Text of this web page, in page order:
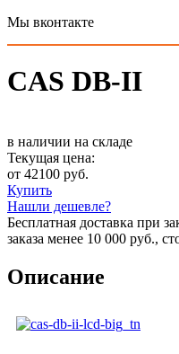
Мы вконтакте
CAS DB-II
в наличии на складе
Текущая цена:
от 42100 руб.
Купить
Нашли дешевле?
Бесплатная доставка при
заказа менее 10 000 руб.,
Описание